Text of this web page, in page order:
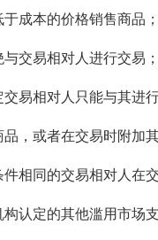
成本的价格销售商品
交易相对人进行交易
相对人只能与其进
或者在交易时附加
同的交易相对人在
定的其他滥用市场